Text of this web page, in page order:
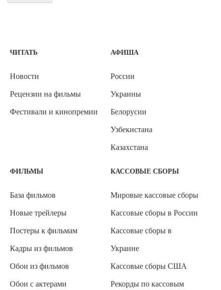
ЧИТАТЬ
Новости
Рецензии на фильмы
Фестивали и кинопремии
АФИША
России
Украины
Белорусии
Узбекистана
Казахстана
ФИЛЬМЫ
База фильмов
Новые трейлеры
Постеры к фильмам
Кадры из фильмов
Обои из фильмов
Обои с актерами
КАССОВЫЕ СБОРЫ
Мировые кассовые сборы
Кассовые сборы в России
Кассовые сборы в
Украине
Кассовые сборы США
Рекорды по кассовым